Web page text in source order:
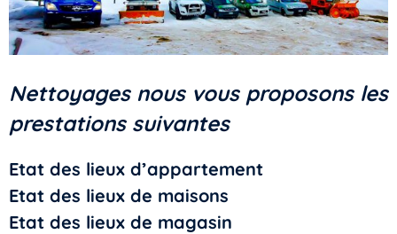
Nettoyages nous vous proposons les
prestations suivantes
Etat des lieux d’appartement
Etat des lieux de maisons
Etat des lieux de magasin